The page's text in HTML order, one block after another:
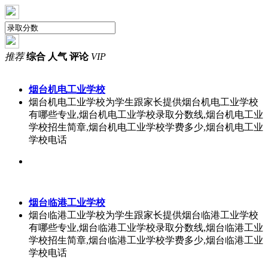
推荐 综合 人气 评论 VIP
烟台机电工业学校
烟台机电工业学校为学生跟家长提供烟台机电工业学校
有哪些专业,烟台机电工业学校录取分数线,烟台机电工业
学校招生简章,烟台机电工业学校学费多少,烟台机电工业
学校电话
烟台临港工业学校
烟台临港工业学校为学生跟家长提供烟台临港工业学校
有哪些专业,烟台临港工业学校录取分数线,烟台临港工业
学校招生简章,烟台临港工业学校学费多少,烟台临港工业
学校电话